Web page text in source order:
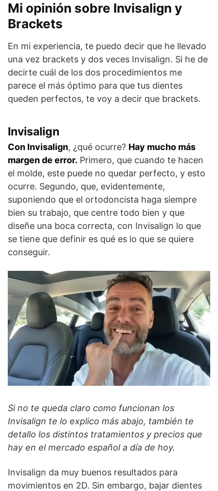
Mi opinión sobre Invisalign y
Brackets
En mi experiencia, te puedo decir que he llevado
una vez brackets y dos veces Invisalign. Si he de
decirte cuál de los dos procedimientos me
parece el más óptimo para que tus dientes
queden perfectos, te voy a decir que brackets.
Invisalign
Con Invisalign, ¿qué ocurre? Hay mucho más
margen de error. Primero, que cuando te hacen
el molde, este puede no quedar perfecto, y esto
ocurre. Segundo, que, evidentemente,
suponiendo que el ortodoncista haga siempre
bien su trabajo, que centre todo bien y que
diseñe una boca correcta, con Invisalign lo que
se tiene que definir es qué es lo que se quiere
conseguir.
Si no te queda claro como funcionan los
Invisalign te lo explico más abajo, también te
detallo los distintos tratamientos y precios que
hay en el mercado español a día de hoy.
Invisalign da muy buenos resultados para
movimientos en 2D. Sin embargo, bajar dientes